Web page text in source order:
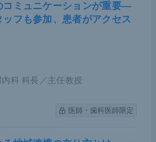
コミュニケーションが重要―
フも参加、患者がアクセス
内科 科長／主任教授
医師・歯科医師限定